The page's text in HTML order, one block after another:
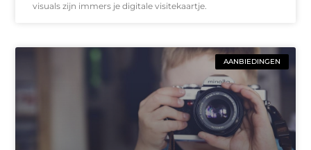
visuals zijn immers je digitale visitekaartje.
AANBIEDINGEN